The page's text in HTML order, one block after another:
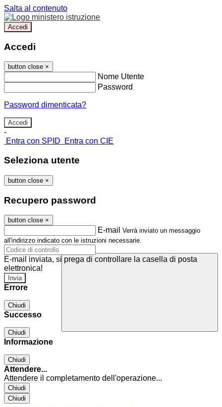
Salta al contenuto
Accedi
Accedi
button close ×
Nome Utente
Password
Password dimenticata?
-
Entra con SPID
Entra con CIE
Seleziona utente
button close ×
Recupero password
button close ×
E-mail Verrà inviato un messaggio
all'indirizzo indicato con le istruzioni necessarie.
E-mail inviata, si prega di controllare la casella di posta
elettronica!
Errore
Chiudi
Successo
Chiudi
Informazione
Chiudi
Attendere...
Attendere il completamento dell'operazione...
Chiudi
Chiudi